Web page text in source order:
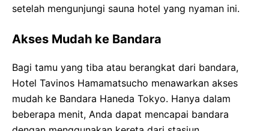
setelah mengunjungi sauna hotel yang nyaman ini.
Akses Mudah ke Bandara
Bagi tamu yang tiba atau berangkat dari bandara,
Hotel Tavinos Hamamatsucho menawarkan akses
mudah ke Bandara Haneda Tokyo. Hanya dalam
beberapa menit, Anda dapat mencapai bandara